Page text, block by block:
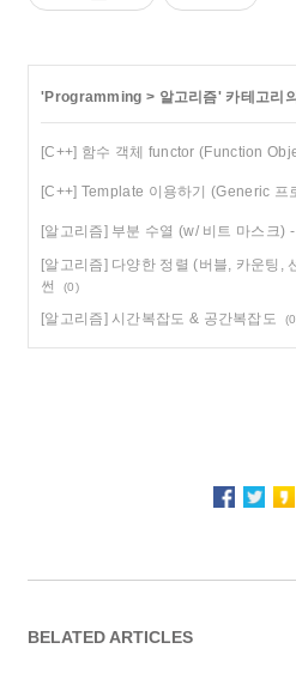
'Programming > 알고리즘' 카테고리
[C++] 함수 객체 functor (Function
[C++] Template 이용하기 (Generic 프
[알고리즘] 부분 수열 (w/ 비트 마스크) -
[알고리즘] 다양한 정렬 (버블, 카운팅,
썬
(0)
[알고리즘] 시간복잡도 & 공간복잡도
BELATED ARTICLES